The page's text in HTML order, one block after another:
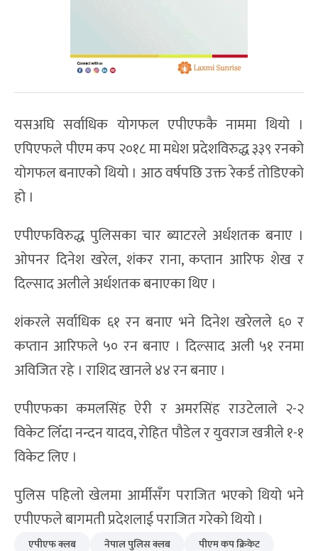
यसअघि सर्वाधिक योगफल एपीएफकै नाममा थियो ।
एपिएफले पीएम कप २०१८ मा मधेश प्रदेशविरुद्ध ३३९ रनको
योगफल बनाएको थियो । आठ वर्षपछि उक्त रेकर्ड तोडिएको
हो ।
एपीएफविरुद्ध पुलिसका चार ब्याटरले अर्धशतक बनाए ।
ओपनर दिनेश खरेल, शंकर राना, कप्तान आरिफ शेख र
दिल्साद अलीले अर्धशतक बनाएका थिए ।
शंकरले सर्वाधिक ६१ रन बनाए भने दिनेश खरेलले ६० र
कप्तान आरिफले ५० रन बनाए । दिल्साद अली ५१ रनमा
अविजित रहे । राशिद खानले ४४ रन बनाए ।
एपीएफका कमलसिंह ऐरी र अमरसिंह राउटेलाले २-२
विकेट लिँदा नन्दन यादव, रोहित पौडेल र युवराज खत्रीले १-१
विकेट लिए ।
पुलिस पहिलो खेलमा आर्मीसँग पराजित भएको थियो भने
एपीएफले बागमती प्रदेशलाई पराजित गरेको थियो ।
एपीएफ क्लब नेपाल पुलिस क्लब पीएम कप क्रिकेट